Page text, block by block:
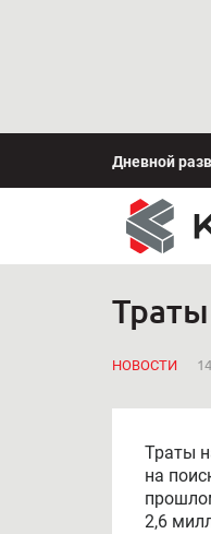
Дневной
НОВОСТИ
Траты
на
2,6